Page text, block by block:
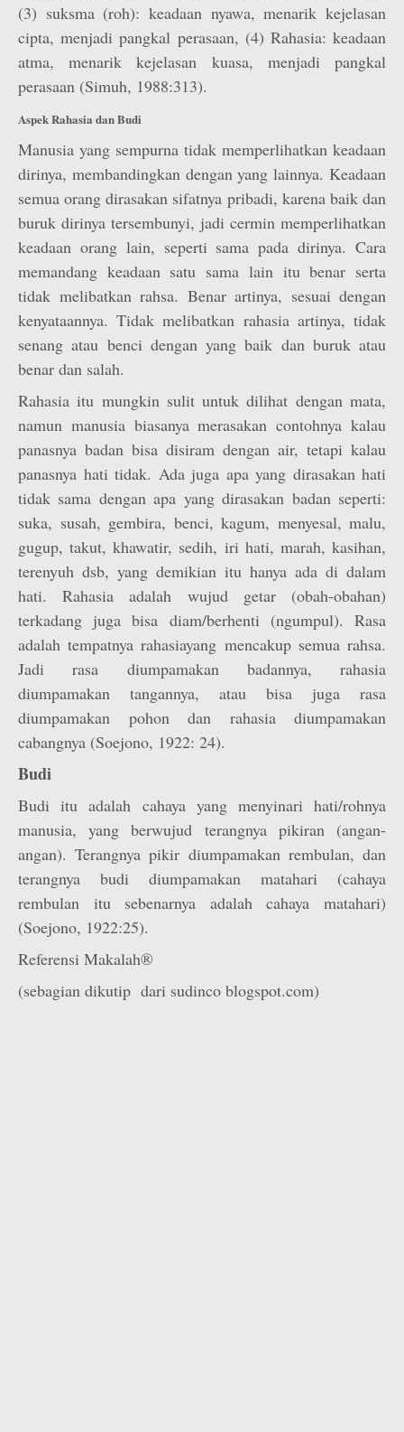
(3) suksma (roh): keadaan nyawa, menarik kejelasan
cipta, menjadi pangkal perasaan, (4) Rahasia: keadaan
atma, menarik kejelasan kuasa, menjadi pangkal
perasaan (Simuh, 1988:313).
Aspek Rahasia dan Budi
Manusia yang sempurna tidak memperlihatkan keadaan
dirinya, membandingkan dengan yang lainnya. Keadaan
semua orang dirasakan sifatnya pribadi, karena baik dan
buruk dirinya tersembunyi, jadi cermin memperlihatkan
keadaan orang lain, seperti sama pada dirinya. Cara
memandang keadaan satu sama lain itu benar serta
tidak melibatkan rahsa. Benar artinya, sesuai dengan
kenyataannya. Tidak melibatkan rahasia artinya, tidak
senang atau benci dengan yang baik dan buruk atau
benar dan salah.
Rahasia itu mungkin sulit untuk dilihat dengan mata,
namun manusia biasanya merasakan contohnya kalau
panasnya badan bisa disiram dengan air, tetapi kalau
panasnya hati tidak. Ada juga apa yang dirasakan hati
tidak sama dengan apa yang dirasakan badan seperti:
suka, susah, gembira, benci, kagum, menyesal, malu,
gugup, takut, khawatir, sedih, iri hati, marah, kasihan,
terenyuh dsb, yang demikian itu hanya ada di dalam
hati. Rahasia adalah wujud getar (obah-obahan)
terkadang juga bisa diam/berhenti (ngumpul). Rasa
adalah tempatnya rahasiayang mencakup semua rahsa.
Jadi rasa diumpamakan badannya, rahasia
diumpamakan tangannya, atau bisa juga rasa
diumpamakan pohon dan rahasia diumpamakan
cabangnya (Soejono, 1922: 24).
Budi
Budi itu adalah cahaya yang menyinari hati/rohnya
manusia, yang berwujud terangnya pikiran (angan-
angan). Terangnya pikir diumpamakan rembulan, dan
terangnya budi diumpamakan matahari (cahaya
rembulan itu sebenarnya adalah cahaya matahari)
(Soejono, 1922:25).
Referensi Makalah®
(sebagian dikutip dari sudinco blogspot.com)